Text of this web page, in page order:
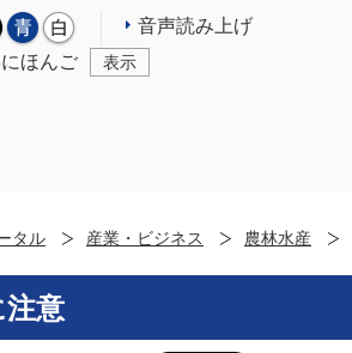
音声読み上げ
ほんご 表示
タル 産業・ビジネス 農林水産
意